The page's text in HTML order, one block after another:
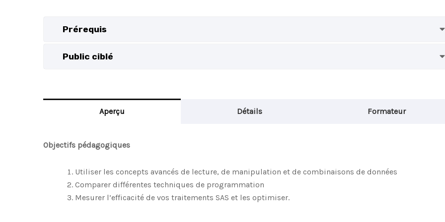
Prérequis
Public ciblé
Aperçu Détails Formateur
Objectifs pédagogiques
Utiliser les concepts avancés de lecture, de manipulation et de combinaisons de données
Comparer différentes techniques de programmation
Mesurer l’efficacité de vos traitements SAS et les optimiser.